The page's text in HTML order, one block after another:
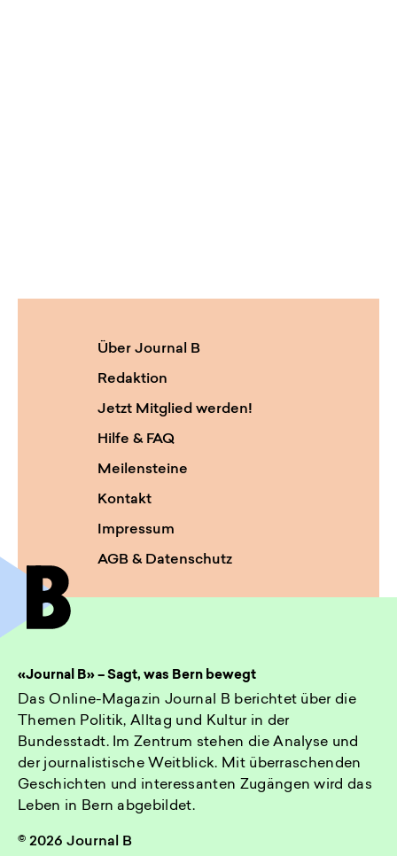
Über Journal B
Redaktion
Jetzt Mitglied werden!
Hilfe & FAQ
Meilensteine
Kontakt
Impressum
AGB & Datenschutz
«Journal B» – Sagt, was Bern bewegt
Das Online-Magazin Journal B berichtet über die
Themen Politik, Alltag und Kultur in der
Bundesstadt. Im Zentrum stehen die Analyse und
der journalistische Weitblick. Mit überraschenden
Geschichten und interessanten Zugängen wird das
Leben in Bern abgebildet.
© 2026 Journal B